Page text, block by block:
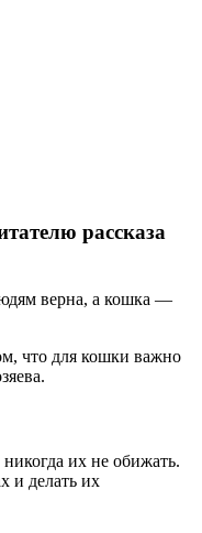
рассказа
верна, а кошка —
что для кошки важно
их не обижать.
и делать их